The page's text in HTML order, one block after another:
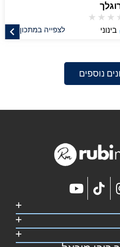
★
★
★
לצפייה במתכון בינוני
נוספים